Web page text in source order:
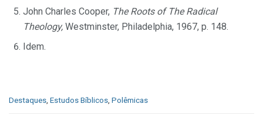
John Charles Cooper, The Roots of The Radical
Theology, Westminster, Philadelphia, 1967, p. 148.
Idem.
C
Destaques Estudos Bíblicos Polêmicas